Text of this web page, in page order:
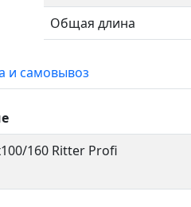
Общая длина
и самовывоз
160 Ritter Profi